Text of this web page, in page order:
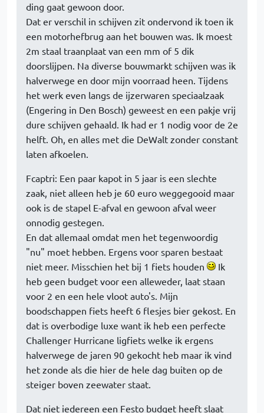
ding gaat gewoon door.
Dat er verschil in schijven zit ondervond ik toen ik
een motorhefbrug aan het bouwen was. Ik moest
2m staal traanplaat van een mm of 5 dik
doorslijpen. Na diverse bouwmarkt schijven was ik
halverwege en door mijn voorraad heen. Tijdens
het werk even langs de ijzerwaren speciaalzaak
(Engering in Den Bosch) geweest en een pakje vrij
dure schijven gehaald. Ik had er 1 nodig voor de 2e
helft. Oh, en alles met die DeWalt zonder constant
laten afkoelen.
Fcaptri: Een paar kapot in 5 jaar is een slechte
zaak, niet alleen heb je 60 euro weggegooid maar
ook is de stapel E-afval en gewoon afval weer
onnodig gestegen.
En dat allemaal omdat men het tegenwoordig
"nu" moet hebben. Ergens voor sparen bestaat
niet meer. Misschien het bij 1 fiets houden
Ik
heb geen budget voor een alleweder, laat staan
voor 2 en een hele vloot auto's. Mijn
boodschappen fiets heeft 6 flesjes bier gekost. En
dat is overbodige luxe want ik heb een perfecte
Challenger Hurricane ligfiets welke ik ergens
halverwege de jaren 90 gekocht heb maar ik vind
het zonde als die hier de hele dag buiten op de
steiger boven zeewater staat.
Dat niet iedereen een Festo budget heeft slaat